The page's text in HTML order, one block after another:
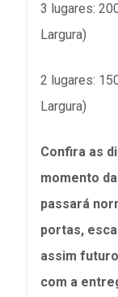
3 lugares:
Largura)
2 lugares:
Largura)
Confira as
momento
passará
portas,
assim
com a